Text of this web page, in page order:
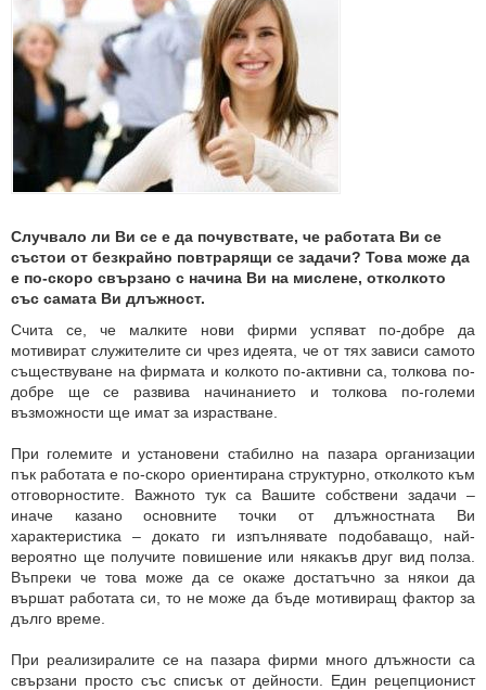
Случвало ли Ви се е да почувствате, че работата Ви се
състои от безкрайно повтрарящи се задачи? Това може да
е по-скоро свързано с начина Ви на мислене, отколкото
със самата Ви длъжност.
Счита се, че малките нови фирми успяват по-добре да
мотивират служителите си чрез идеята, че от тях зависи самото
съществуване на фирмата и колкото по-активни са, толкова по-
добре ще се развива начинанието и толкова по-големи
възможности ще имат за израстване.
При големите и установени стабилно на пазара организации
пък работата е по-скоро ориентирана структурно, отколкото към
отговорностите. Важното тук са Вашите собствени задачи –
иначе казано основните точки от длъжностната Ви
характеристика – докато ги изпълнявате подобаващо, най-
вероятно ще получите повишение или някакъв друг вид полза.
Въпреки че това може да се окаже достатъчно за някои да
вършат работата си, то не може да бъде мотивиращ фактор за
дълго време.
При реализиралите се на пазара фирми много длъжности са
свързани просто със списък от дейности. Един рецепционист